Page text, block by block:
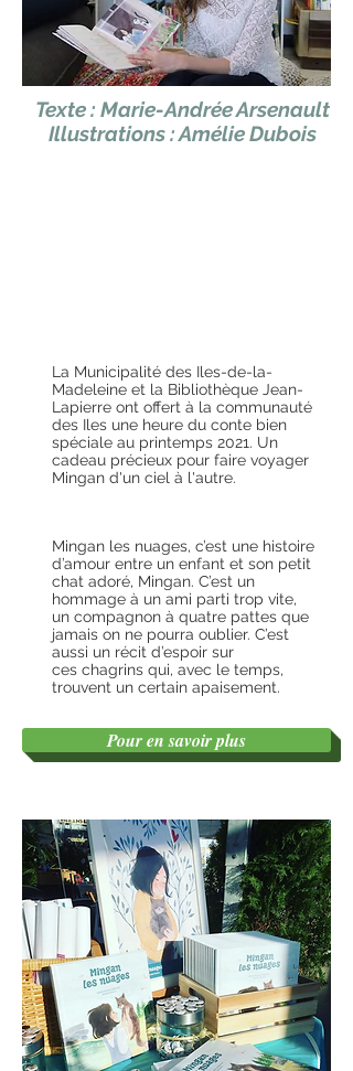
Texte : Marie-Andrée Arsenault
Illustrations : Amélie Dubois
La Municipalité des Iles-de-la-
Madeleine et la Bibliothèque Jean-
Lapierre ont offert à la communauté
des Iles une heure du conte bien
spéciale au printemps 2021. Un
cadeau précieux pour faire voyager
Mingan d'un ciel à l'autre.
Mingan les nuages, c’est une histoire
d’amour entre un enfant et son petit
chat adoré, Mingan. C’est un
hommage à un ami parti trop vite,
un compagnon à quatre pattes que
jamais on ne pourra oublier. C’est
aussi un récit d’espoir sur
ces chagrins qui, avec le temps,
trouvent un certain apaisement.
Pour en savoir plus